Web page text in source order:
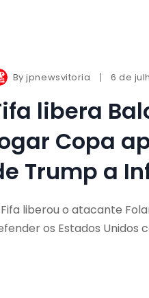
Byjpnewsvitoria 6 de
libera
Copa
Trump a
liberou o atacante
os Estados Unidos